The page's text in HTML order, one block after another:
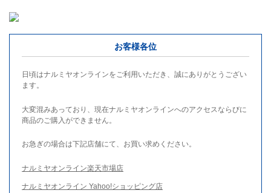
お客様各位
日頃はナルミヤオンラインをご利用いただき、誠にありがとうござい
ます。
大変混みあっており、現在ナルミヤオンラインへのアクセスならびに
商品のご購入ができません。
お急ぎの場合は下記店舗にて、お買い求めください。
ナルミヤオンライン楽天市場店
ナルミヤオンライン Yahoo!ショッピング店